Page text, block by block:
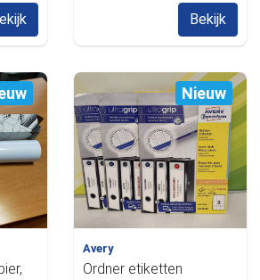
Bekijk
Nieuw
Avery
Ordner etiketten